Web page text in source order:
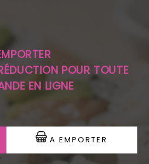
POUR TOUTE
EN LIGNE
A EMPORTER